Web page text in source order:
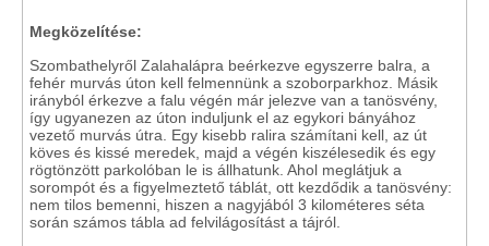
Megközelítése:
Szombathelyről Zalahalápra beérkezve egyszerre balra, a
fehér murvás úton kell felmennünk a szoborparkhoz. Másik
irányból érkezve a falu végén már jelezve van a tanösvény,
így ugyanezen az úton induljunk el az egykori bányához
vezető murvás útra. Egy kisebb ralira számítani kell, az út
köves és kissé meredek, majd a végén kiszélesedik és egy
rögtönzött parkolóban le is állhatunk. Ahol meglátjuk a
sorompót és a figyelmeztető táblát, ott kezdődik a tanösvény:
nem tilos bemenni, hiszen a nagyjából 3 kilométeres séta
során számos tábla ad felvilágosítást a tájról.